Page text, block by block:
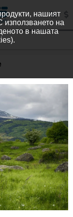
нашият
използването на
в нашата